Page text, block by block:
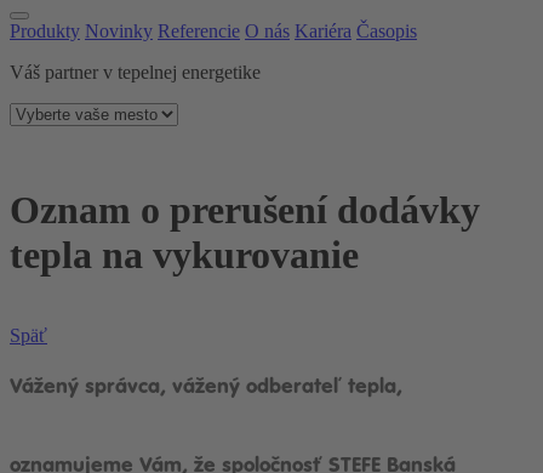
Produkty Novinky Referencie O nás Kariéra Časopis
Váš partner v tepelnej energetike
Oznam o prerušení dodávky
tepla na vykurovanie
Späť
Vážený správca, vážený odberateľ tepla,
oznamujeme Vám, že spoločnosť STEFE Banská